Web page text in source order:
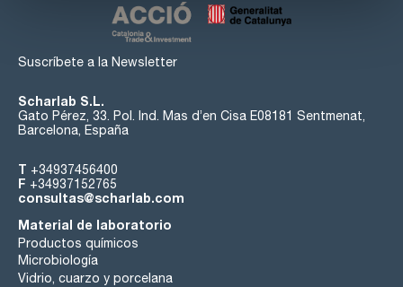
Suscríbete a la Newsletter
Scharlab S.L.
Gato Pérez, 33. Pol. Ind. Mas d’en Cisa E08181 Sentmenat,
Barcelona, España
T +34937456400
F +34937152765
consultas@scharlab.com
Material de laboratorio
Productos químicos
Microbiología
Vidrio, cuarzo y porcelana